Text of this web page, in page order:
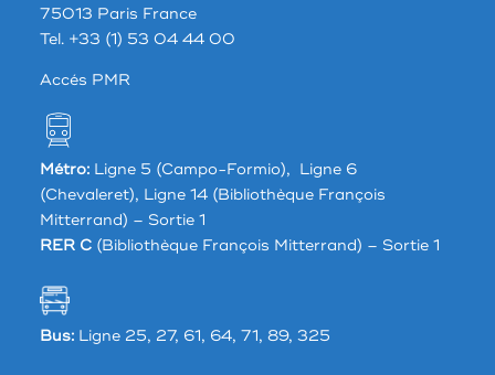
75013 Paris France
Tel. +33 (1) 53 04 44 00
Accés PMR
Métro:Ligne 5 (Campo-Formio), Ligne 6
(Chevaleret), Ligne 14 (Bibliothèque François
Mitterrand) – Sortie 1
RER C(Bibliothèque François Mitterrand) – Sortie 1
Bus:Ligne 25, 27, 61, 64, 71, 89, 325